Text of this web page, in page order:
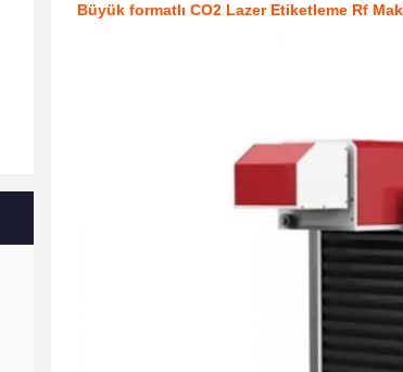
Büyük formatlı CO2 Lazer Etiketleme Rf